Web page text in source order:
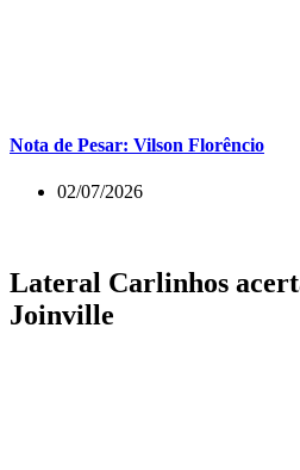
Nota de Pesar: Vilson Florêncio
02/07/2026
Lateral Carlinhos
Joinville